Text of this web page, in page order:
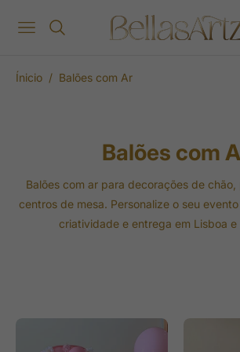
Navigation
Ínicio / Balões com Ar
Coleção:
Balões com
Balões com ar para decorações de
centros de mesa. Personalize o seu
criatividade e entrega em Lisboa e